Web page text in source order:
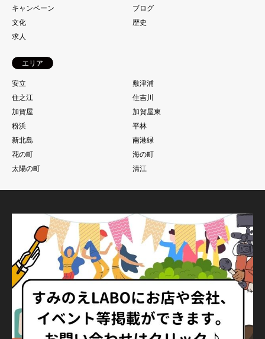
キャンペーン
ブログ
文化
歴史
求人
エリア
安立
敷津浦
住之江
住吉川
加賀屋
加賀屋東
粉浜
平林
新北島
南港緑
花の町
海の町
太陽の町
清江